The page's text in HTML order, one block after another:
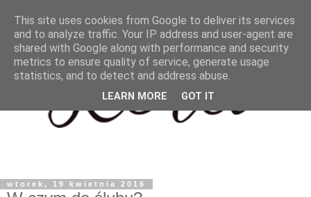
wtorek, 19 kwietnia 2016
This site uses cookies from Google to deliver its services
and to analyze traffic. Your IP address and user-agent are
shared with Google along with performance and security
metrics to ensure quality of service, generate usage
statistics, and to detect and address abuse.
LEARN MORE GOT IT